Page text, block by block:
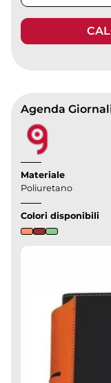
Agenda
Materiale
Poliuretano
Colori disponibili